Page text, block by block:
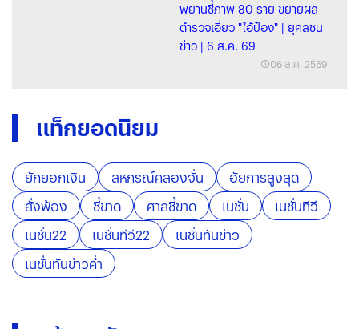
พยานชี้ภาพ 80 ราย ขยายผล
ตำรวจเอี่ยว "ไอ้ป๋อง" | ยุคลชน
ข่าว | 6 ส.ค. 69
06 ส.ค. 2569
แท็กยอดนิยม
ยักยอกเงิน สหกรณ์คลองจั่น
อัยการสูงสุด
สั่งฟ้อง
ชี้ขาด ศาลชี้ขาด เนชั่น
เนชั่นทีวี
เนชั่น22
เนชั่นทีวี22
เนชั่นทันข่าว
เนชั่นทันข่าวค่ำ